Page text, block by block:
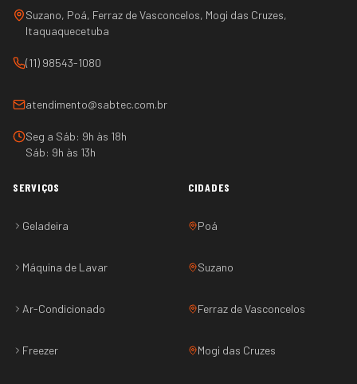
Suzano, Poá, Ferraz de Vasconcelos, Mogi das Cruzes,
Itaquaquecetuba
(11) 98543-1080
atendimento@sabtec.com.br
Seg a Sáb: 9h às 18h
Sáb: 9h às 13h
SERVIÇOS
Geladeira
Máquina de Lavar
Ar-Condicionado
Freezer
CIDADES
Poá
Suzano
Ferraz de Vasconcelos
Mogi das Cruzes